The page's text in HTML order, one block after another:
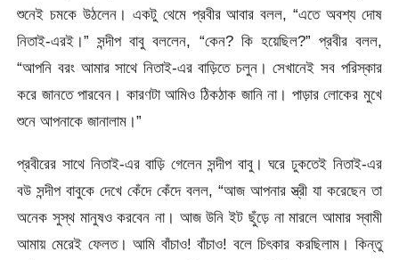
শুনেই চমকে উঠলেন। একটু থেমে প্রবীর আবার বলল, “এতে অবশ্য দোষ
নিতাই-এরই।” সন্দীপ বাবু বললেন, “কেন? কি হয়েছিল?” প্রবীর বলল,
“আপনি বরং আমার সাথে নিতাই-এর বাড়িতে চলুন। সেখানেই সব পরিস্কার
করে জানতে পারবেন। কারণটা আমিও ঠিকঠাক জানি না। পাড়ার লোকের মুখে
শুনে আপনাকে জানালাম।”
প্রবীরের সাথে নিতাই-এর বাড়ি গেলেন সন্দীপ বাবু। ঘরে ঢুকতেই নিতাই-এর
বউ সন্দীপ বাবুকে দেখে কেঁদে কেঁদে বলল, “আজ আপনার স্ত্রী যা করেছেন তা
অনেক সুস্থ মানুষও করবেন না। আজ উনি ইট ছুঁড়ে না মারলে আমার স্বামী
আমায় মেরেই ফেলত। আমি বাঁচাও! বাঁচাও! বলে চিৎকার করছিলাম। কিন্তু